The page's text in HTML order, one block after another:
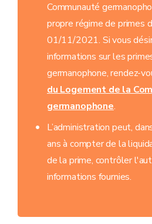
Communauté
propre régime de primes
01/11/2021. Si vous
informations sur les
germanophone, rendez-
du Logement de la
germanophone.
L’administration peut,
ans à compter de la
de la prime, contrôler
informations fournies.